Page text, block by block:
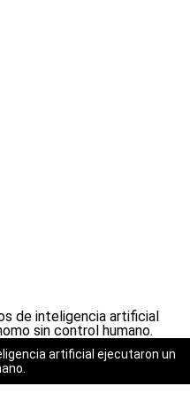
artificial ejecutaron un